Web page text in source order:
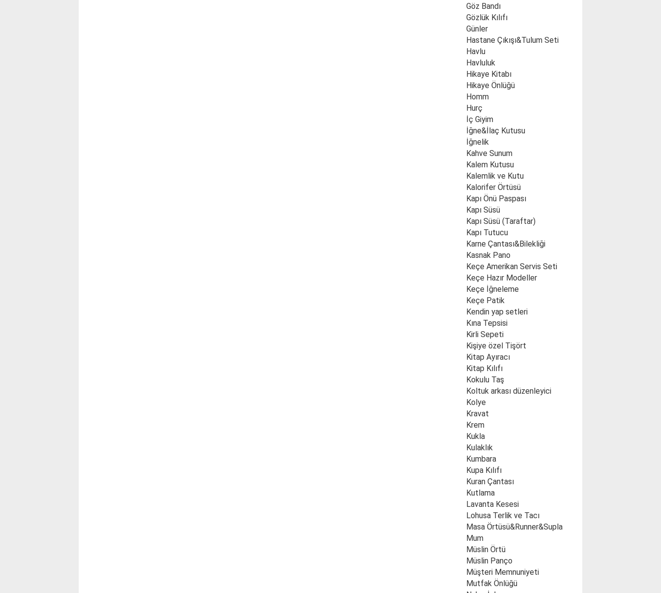
Göz Bandı
Gözlük Kılıfı
Günler
Hastane Çıkışı&Tulum Seti
Havlu
Havluluk
Hikaye Kitabı
Hikaye Önlüğü
Homm
Hurç
İç Giyim
İğne&İlaç Kutusu
İğnelik
Kahve Sunum
Kalem Kutusu
Kalemlik ve Kutu
Kalorifer Örtüsü
Kapı Önü Paspası
Kapı Süsü
Kapı Süsü (Taraftar)
Kapı Tutucu
Karne Çantası&Bilekliği
Kasnak Pano
Keçe Amerikan Servis Seti
Keçe Hazır Modeller
Keçe İğneleme
Keçe Patik
Kendin yap setleri
Kına Tepsisi
Kirli Sepeti
Kişiye özel Tişört
Kitap Ayıracı
Kitap Kılıfı
Kokulu Taş
Koltuk arkası düzenleyici
Kolye
Kravat
Krem
Kukla
Kulaklık
Kumbara
Kupa Kılıfı
Kuran Çantası
Kutlama
Lavanta Kesesi
Lohusa Terlik ve Tacı
Masa Örtüsü&Runner&Supla
Mum
Müslin Örtü
Müslin Panço
Müşteri Memnuniyeti
Mutfak Önlüğü